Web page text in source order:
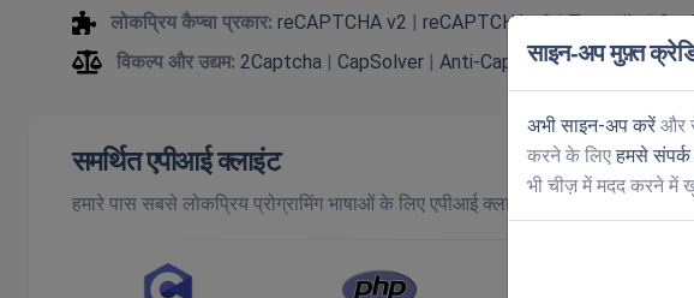
लोकप्रिय कैप्चा प्रकार: reCAPTCHA v2 | reCAPTCHA v3|Turnstile|
विकल्प और उद्यम: 2Captcha | CapSolver | Anti-Captcha|एंटरप्राइज़ कैप्चा
समर्थित एपीआई क्लाइंट
हमारे पास सबसे लोकप्रिय प्रोग्रामिंग भाषाओं के लिए एपीआई क्लाइंट लाइब्रेरी हैं। संपूर्ण
साइन-अप मुफ़्त
अभी साइन-अप करें और
करने के लिएहमसे
भी चीज़ में मदद करने में